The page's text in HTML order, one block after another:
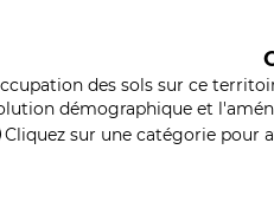
des sols sur ce
démographique et
Cliquez sur une catégorie pour